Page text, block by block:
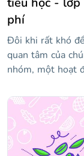
phí
Đôi khi rất khó
quan tâm của
nhóm, một hoạt
tâm của mình.
với học sinh,
tư vấn nhóm đó,
có đầy đủ các